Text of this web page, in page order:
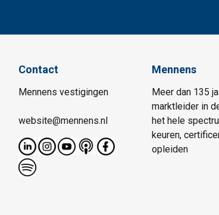
Contact
Mennens vestigingen
website@mennens.nl
Mennens
Meer dan 135
marktleider in
het hele
keuren,
opleiden